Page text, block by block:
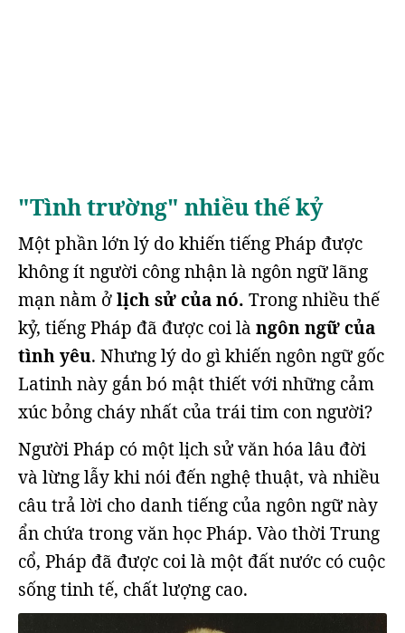
"Tình trường" nhiều thế kỷ
Một phần lớn lý do khiến tiếng Pháp được
không ít người công nhận là ngôn ngữ lãng
mạn nằm ởlịch sử của nó. Trong nhiều thế
kỷ, tiếng Pháp đã được coi là ngôn ngữ của
tình yêu. Nhưng lý do gì khiến ngôn ngữ gốc
Latinh này gắn bó mật thiết với những cảm
xúc bỏng cháy nhất của trái tim con người?
Người Pháp có một lịch sử văn hóa lâu đời
và lừng lẫy khi nói đến nghệ thuật, và nhiều
câu trả lời cho danh tiếng của ngôn ngữ này
ẩn chứa trong văn học Pháp. Vào thời Trung
cổ, Pháp đã được coi là một đất nước có cuộc
sống tinh tế, chất lượng cao.